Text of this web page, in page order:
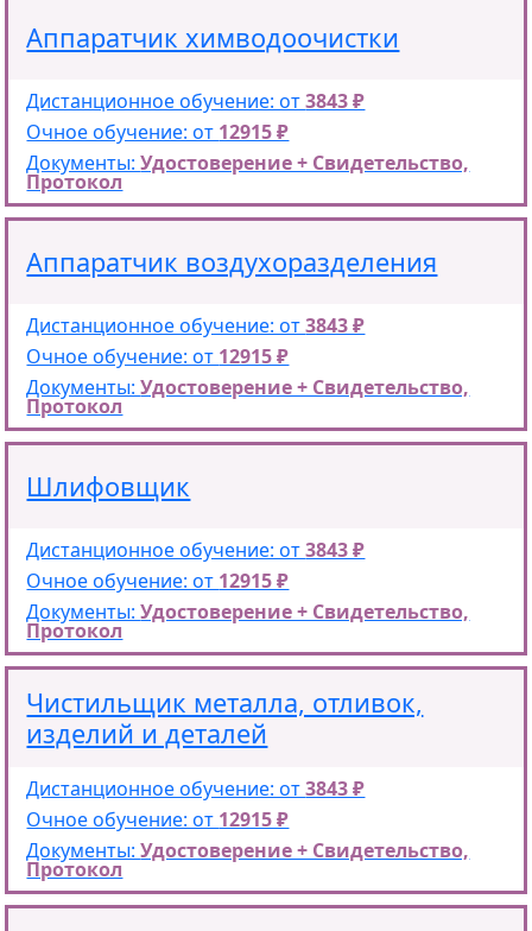
Аппаратчик химводоочистки
Дистанционное обучение: от3843 ₽
Очное обучение: от 12915 ₽
Документы:Удостоверение + Свидетельство,
Протокол
Аппаратчик воздухоразделения
Дистанционное обучение: от3843 ₽
Очное обучение: от 12915 ₽
Документы:Удостоверение + Свидетельство,
Протокол
Шлифовщик
Дистанционное обучение: от3843 ₽
Очное обучение: от 12915 ₽
Документы:Удостоверение + Свидетельство,
Протокол
Чистильщик металла, отливок,
изделий и деталей
Дистанционное обучение: от3843 ₽
Очное обучение: от 12915 ₽
Документы:Удостоверение + Свидетельство,
Протокол